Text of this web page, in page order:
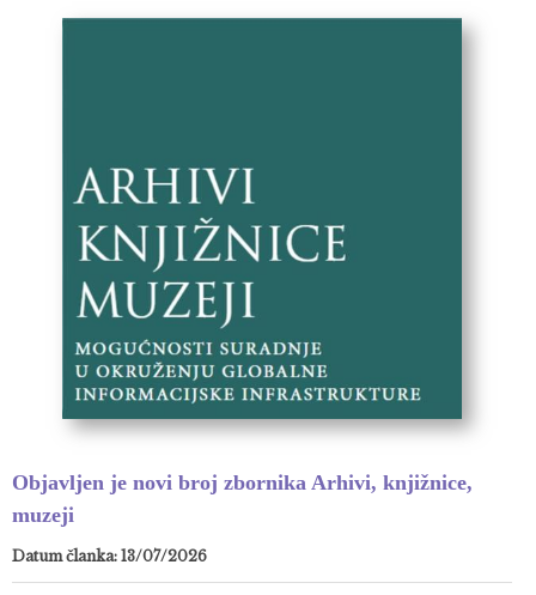
Objavljen je novi broj zbornika Arhivi, knjižnice,
muzeji
Datum članka: 13/07/2026